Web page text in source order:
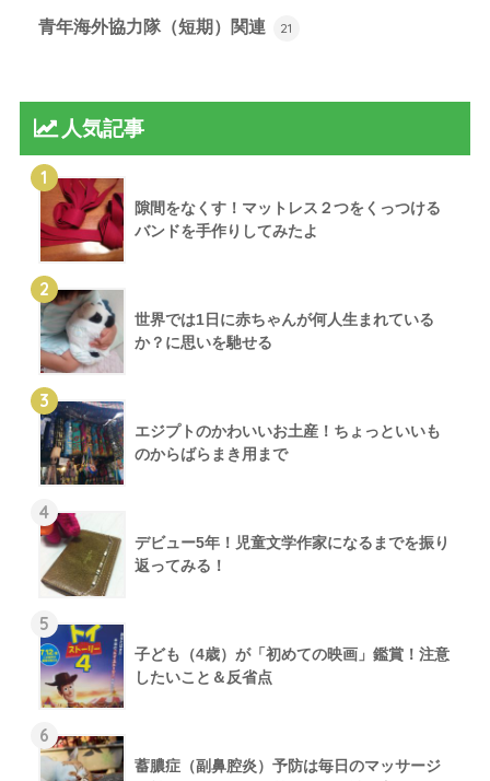
青年海外協力隊（短期）関連 21
人気記事
1
隙間をなくす！マットレス２つをくっつける
バンドを手作りしてみたよ
2
世界では1日に赤ちゃんが何人生まれている
か？に思いを馳せる
3
エジプトのかわいいお土産！ちょっといいも
のからばらまき用まで
4
デビュー5年！児童文学作家になるまでを振り
返ってみる！
5
子ども（4歳）が「初めての映画」鑑賞！注意
したいこと＆反省点
6
蓄膿症（副鼻腔炎）予防は毎日のマッサージ